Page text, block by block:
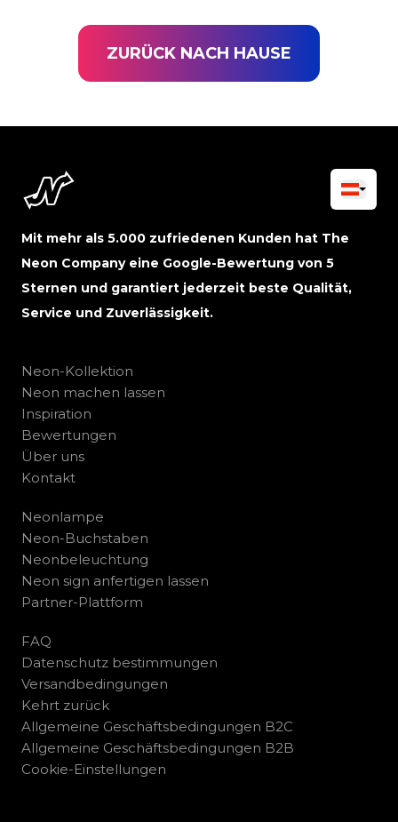
ZURÜCK NACH HAUSE
Mit mehr als 5.000 zufriedenen Kunden hat The
Neon Company eine Google-Bewertung von 5
Sternen und garantiert jederzeit beste Qualität,
Service und Zuverlässigkeit.
Neon-Kollektion
Neon machen lassen
Inspiration
Bewertungen
Über uns
Kontakt
Neonlampe
Neon-Buchstaben
Neonbeleuchtung
Neon sign anfertigen lassen
Partner-Plattform
FAQ
Datenschutz bestimmungen
Versandbedingungen
Kehrt zurück
Allgemeine Geschäftsbedingungen B2C
Allgemeine Geschäftsbedingungen B2B
Cookie-Einstellungen